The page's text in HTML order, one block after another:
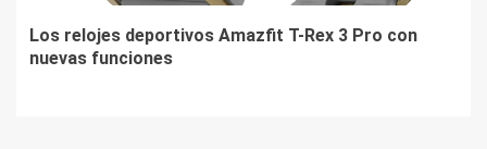
Los relojes deportivos Amazfit T-Rex 3 Pro con
nuevas funciones